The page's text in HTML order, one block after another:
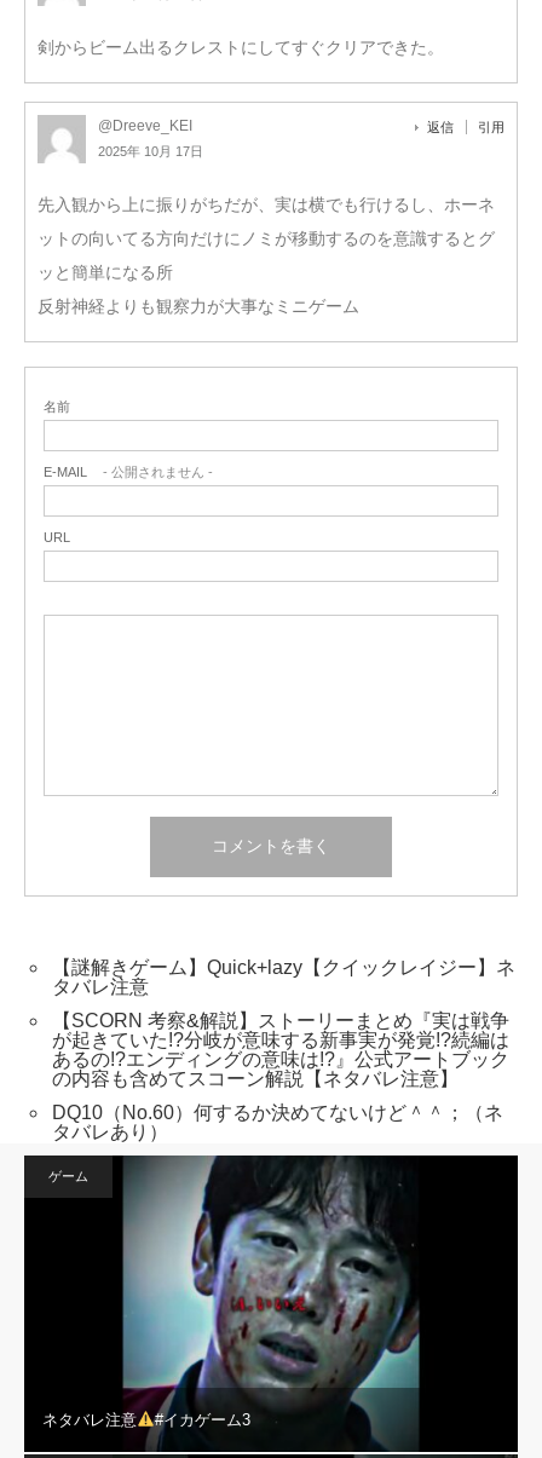
剣からビーム出るクレストにしてすぐクリアできた。
@Dreeve_KEI
2025年 10月 17日
返信 引用
先入観から上に振りがちだが、実は横でも行けるし、ホーネ
ットの向いてる方向だけにノミが移動するのを意識するとグ
ッと簡単になる所
反射神経よりも観察力が大事なミニゲーム
名前
E-MAIL - 公開されません -
URL
【謎解きゲーム】Quick+lazy【クイックレイジー】ネ
タバレ注意
【SCORN 考察&解説】ストーリーまとめ『実は戦争
が起きていた!?分岐が意味する新事実が発覚!?続編は
あるの!?エンディングの意味は!?』公式アートブック
の内容も含めてスコーン解説【ネタバレ注意】
DQ10（No.60）何するか決めてないけど＾＾；（ネ
タバレあり）
ゲーム
ネタバレ注意 #イカゲーム3